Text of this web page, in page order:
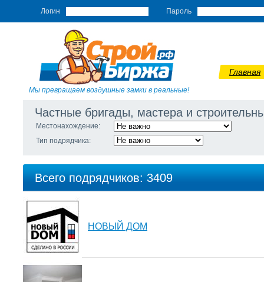
Логин Пароль
Мы превращаем воздушные замки в реальные!
Главная
Частные бригады, мастера и
Местонахождение:
Тип подрядчика:
Всего подрядчиков: 3409
НОВЫЙ ДОМ